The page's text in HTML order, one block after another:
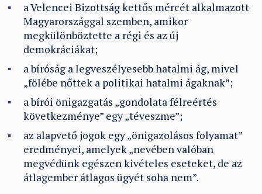
a Velencei Bizottság kettős mércét alkalmazott
Magyarországgal szemben, amikor
megkülönböztette a régi és az új
demokráciákat;
a bíróság a legveszélyesebb hatalmi ág, mivel
„fölébe nőttek a politikai hatalmi ágaknak”;
a bírói önigazgatás „gondolata félreértés
következménye” egy „téveszme”;
az alapvető jogok egy „önigazolásos folyamat”
eredményei, amelyek „nevében valóban
megvédünk egészen kivételes eseteket, de az
átlagember átlagos ügyét soha nem”.